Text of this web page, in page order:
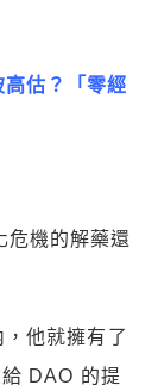
估？「零經
危機的解藥還
他就擁有了
DAO 的提